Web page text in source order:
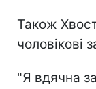
Також
чоловікові
"Я вдячна